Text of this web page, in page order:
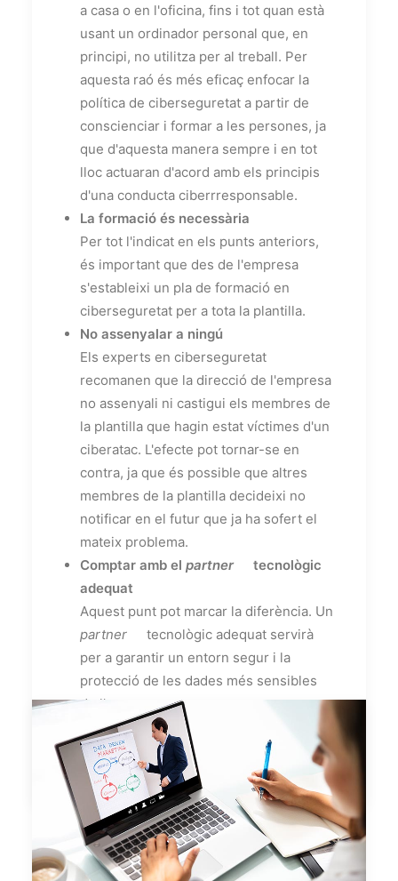
a casa o en l'oficina, fins i tot quan està
usant un ordinador personal que, en
principi, no utilitza per al treball. Per
aquesta raó és més eficaç enfocar la
política de ciberseguretat a partir de
conscienciar i formar a les persones, ja
que d'aquesta manera sempre i en tot
lloc actuaran d'acord amb els principis
d'una conducta ciberrresponsable.
La formació és necessària
Per tot l'indicat en els punts anteriors,
és important que des de l'empresa
s'estableixi un pla de formació en
ciberseguretat per a tota la plantilla.
No assenyalar a ningú
Els experts en ciberseguretat
recomanen que la direcció de l'empresa
no assenyali ni castigui els membres de
la plantilla que hagin estat víctimes d'un
ciberatac. L'efecte pot tornar-se en
contra, ja que és possible que altres
membres de la plantilla decideixi no
notificar en el futur que ja ha sofert el
mateix problema.
Comptar amb el partner
tecnològic
adequat
Aquest punt pot marcar la diferència. Un
partner
tecnològic adequat servirà
per a garantir un entorn segur i la
protecció de les dades més sensibles
de l'empresa.
by Gecose